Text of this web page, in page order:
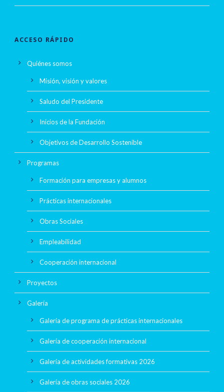
ACCESO RÁPIDO
Quiénes somos
Misión, visión y valores
Saludo del Presidente
Inicios de la Fundación
Objetivos de Desarrollo Sostenible
Programas
Formación para empresas y alumnos
Prácticas internacionales
Obras Sociales
Empleabilidad
Cooperación internacional
Proyectos
Galería
Galería de programa de prácticas internacionales
Galería de cooperación internacional
Galería de actividades formativas 2026
Galería de obras sociales 2026